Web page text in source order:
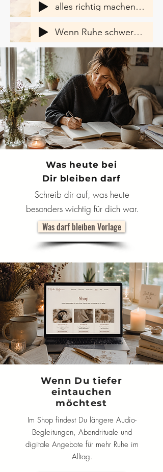
alles richtig machen wollen
Wenn Ruhe schwer geworden ist
Was heute bei
Dir bleiben darf
Schreib dir auf, was heute
besonders wichtig für dich war.
Was darf bleiben Vorlage
Wenn Du tiefer
eintauchen
möchtest
Im Shop findest Du längere Audio-
Begleitungen, Abendrituale und
digitale Angebote für mehr Ruhe im
Alltag.